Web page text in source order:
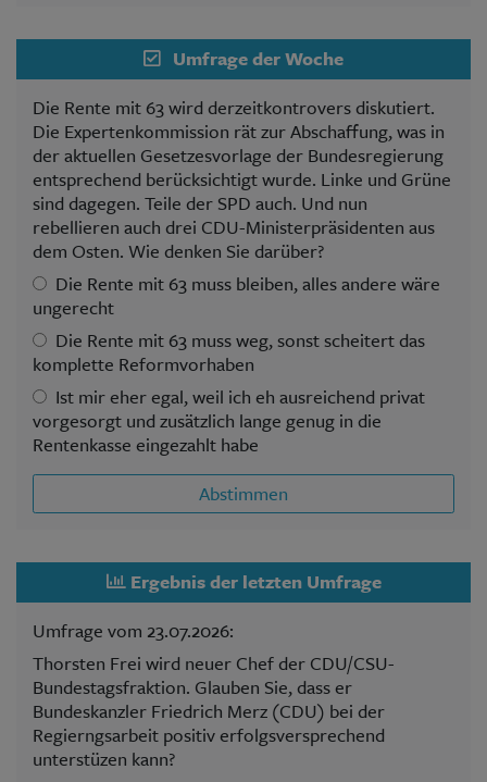
Umfrage der Woche
Die Rente mit 63 wird derzeitkontrovers diskutiert.
Die Expertenkommission rät zur Abschaffung, was in
der aktuellen Gesetzesvorlage der Bundesregierung
entsprechend berücksichtigt wurde. Linke und Grüne
sind dagegen. Teile der SPD auch. Und nun
rebellieren auch drei CDU-Ministerpräsidenten aus
dem Osten. Wie denken Sie darüber?
Die Rente mit 63 muss bleiben, alles andere wäre
ungerecht
Die Rente mit 63 muss weg, sonst scheitert das
komplette Reformvorhaben
Ist mir eher egal, weil ich eh ausreichend privat
vorgesorgt und zusätzlich lange genug in die
Rentenkasse eingezahlt habe
Abstimmen
Ergebnis der letzten Umfrage
Umfrage vom 23.07.2026:
Thorsten Frei wird neuer Chef der CDU/CSU-
Bundestagsfraktion. Glauben Sie, dass er
Bundeskanzler Friedrich Merz (CDU) bei der
Regierngsarbeit positiv erfolgsversprechend
unterstüzen kann?